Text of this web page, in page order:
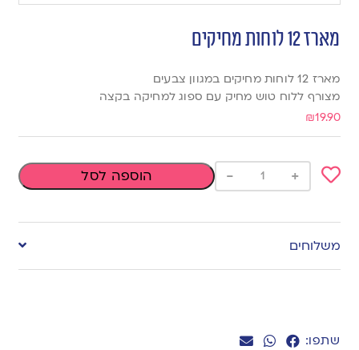
שתפו:
מארז 12 לוחות מחיקים
מארז 12 לוחות מחיקים במגוון צבעים
מצורף ללוח טוש מחיק עם ספוג למחיקה בקצה
₪19.90
to
wishlist
+
- הוספה לסל
משלוחים